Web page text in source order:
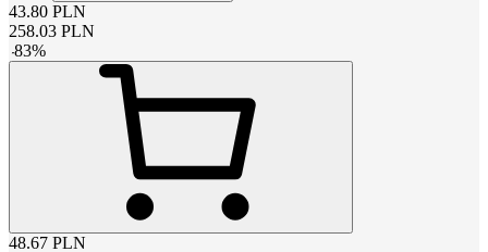
43.80 PLN
258.03 PLN
-83%
48.67 PLN